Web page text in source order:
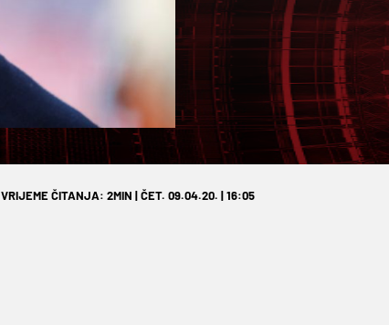
VRIJEME ČITANJA: 2MIN | ČET. 09.04.20. | 16:05